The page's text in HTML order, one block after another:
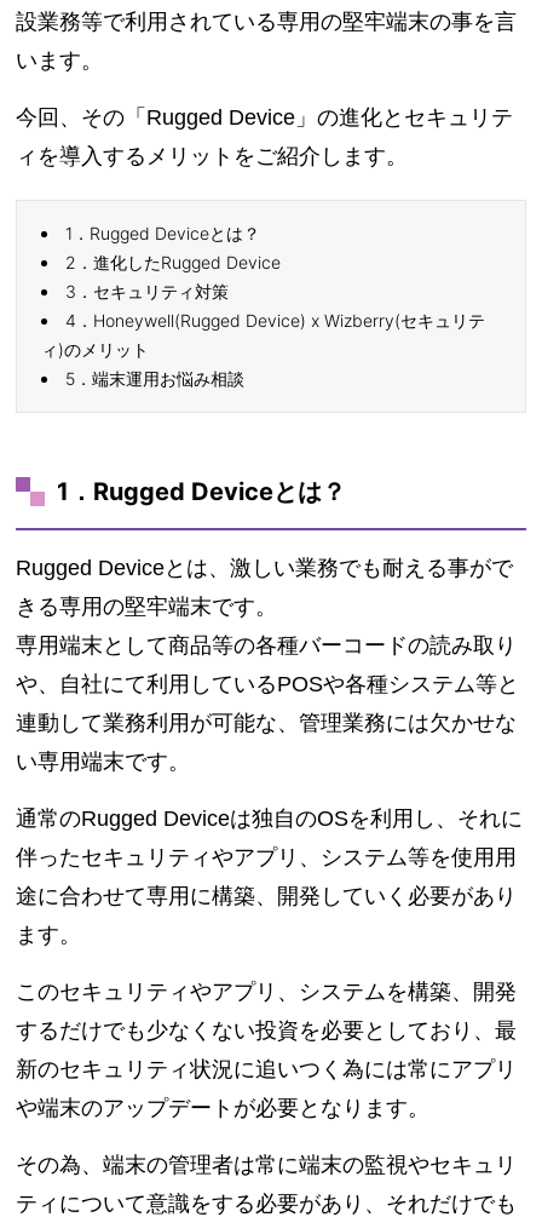
設業務等で利用されている専用の堅牢端末の事を言
います。
今回、その「Rugged Device」の進化とセキュリテ
ィを導入するメリットをご紹介します。
1．Rugged Deviceとは？
2．進化したRugged Device
3．セキュリティ対策
4．Honeywell(Rugged Device) x Wizberry(セキュリテ
ィ)のメリット
5．端末運用お悩み相談
1．Rugged Deviceとは？
Rugged Deviceとは、激しい業務でも耐える事がで
きる専用の堅牢端末です。
専用端末として商品等の各種バーコードの読み取り
や、自社にて利用しているPOSや各種システム等と
連動して業務利用が可能な、管理業務には欠かせな
い専用端末です。
通常のRugged Deviceは独自のOSを利用し、それに
伴ったセキュリティやアプリ、システム等を使用用
途に合わせて専用に構築、開発していく必要があり
ます。
このセキュリティやアプリ、システムを構築、開発
するだけでも少なくない投資を必要としており、最
新のセキュリティ状況に追いつく為には常にアプリ
や端末のアップデートが必要となります。
その為、端末の管理者は常に端末の監視やセキュリ
ティについて意識をする必要があり、それだけでも